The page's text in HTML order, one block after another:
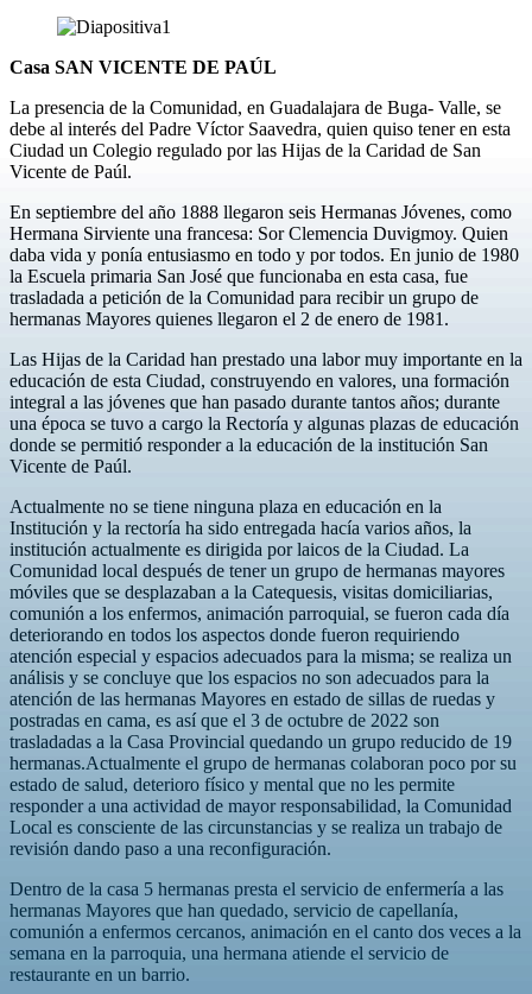
Casa SAN VICENTE DE PAÚL
La presencia de la Comunidad, en Guadalajara de Buga- Valle, se
debe al interés del Padre Víctor Saavedra, quien quiso tener en esta
Ciudad un Colegio regulado por las Hijas de la Caridad de San
Vicente de Paúl.
En septiembre del año 1888 llegaron seis Hermanas Jóvenes, como
Hermana Sirviente una francesa: Sor Clemencia Duvigmoy. Quien
daba vida y ponía entusiasmo en todo y por todos. En junio de 1980
la Escuela primaria San José que funcionaba en esta casa, fue
trasladada a petición de la Comunidad para recibir un grupo de
hermanas Mayores quienes llegaron el 2 de enero de 1981.
Las Hijas de la Caridad han prestado una labor muy importante en la
educación de esta Ciudad, construyendo en valores, una formación
integral a las jóvenes que han pasado durante tantos años; durante
una época se tuvo a cargo la Rectoría y algunas plazas de educación
donde se permitió responder a la educación de la institución San
Vicente de Paúl.
Actualmente no se tiene ninguna plaza en educación en la
Institución y la rectoría ha sido entregada hacía varios años, la
institución actualmente es dirigida por laicos de la Ciudad. La
Comunidad local después de tener un grupo de hermanas mayores
móviles que se desplazaban a la Catequesis, visitas domiciliarias,
comunión a los enfermos, animación parroquial, se fueron cada día
deteriorando en todos los aspectos donde fueron requiriendo
atención especial y espacios adecuados para la misma; se realiza un
análisis y se concluye que los espacios no son adecuados para la
atención de las hermanas Mayores en estado de sillas de ruedas y
postradas en cama, es así que el 3 de octubre de 2022 son
trasladadas a la Casa Provincial quedando un grupo reducido de 19
hermanas.Actualmente el grupo de hermanas colaboran poco por su
estado de salud, deterioro físico y mental que no les permite
responder a una actividad de mayor responsabilidad, la Comunidad
Local es consciente de las circunstancias y se realiza un trabajo de
revisión dando paso a una reconfiguración.
Dentro de la casa 5 hermanas presta el servicio de enfermería a las
hermanas Mayores que han quedado, servicio de capellanía,
comunión a enfermos cercanos, animación en el canto dos veces a la
semana en la parroquia, una hermana atiende el servicio de
restaurante en un barrio.